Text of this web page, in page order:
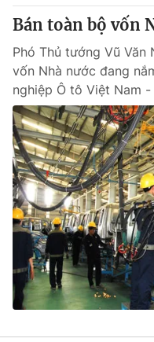
Bán toàn bộ vốn
Phó Thủ tướng Vũ
vốn Nhà nước đang
nghiệp Ô tô Việt Nam -